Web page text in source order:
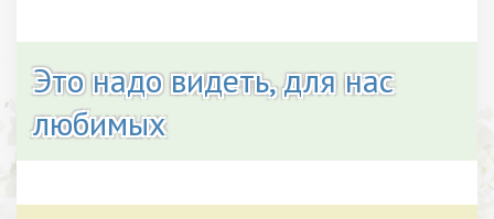
Это надо видеть, для нас
любимых